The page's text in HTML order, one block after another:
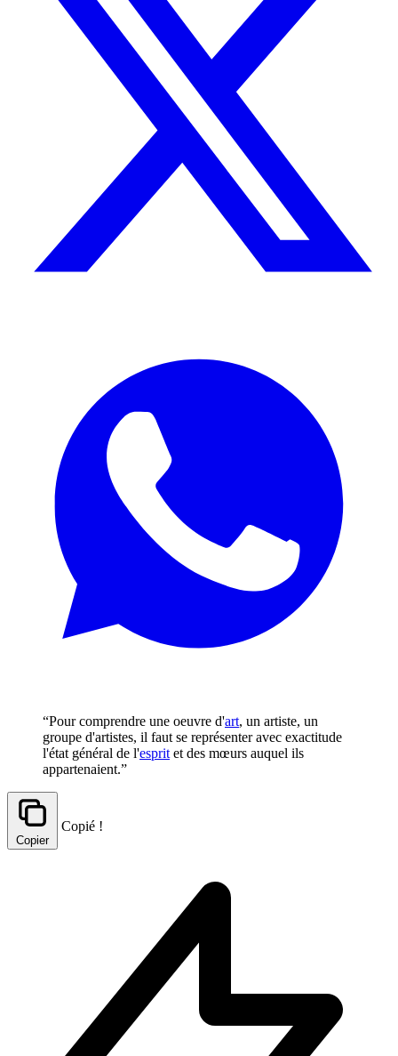
“Pour comprendre une oeuvre d'art, un artiste, un
groupe d'artistes, il faut se représenter avec exactitude
l'état général de l'esprit et des mœurs auquel ils
appartenaient.”
Copier
Copié !